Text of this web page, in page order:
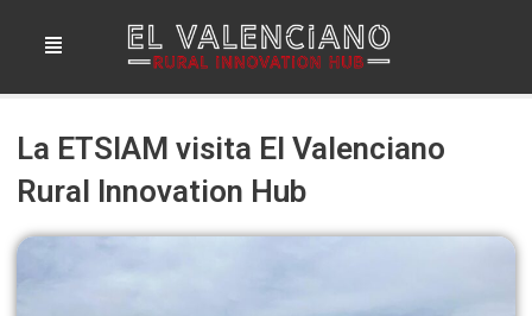
Menú
La ETSIAM visita El Valenciano
Rural Innovation Hub